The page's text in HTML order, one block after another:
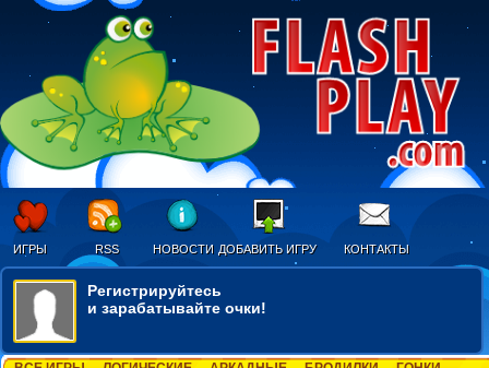
ИГРЫ RSS НОВОСТИ ДОБАВИТЬ ИГРУ КОНТАКТЫ
Регистрируйтесь
и зарабатывайте очки!